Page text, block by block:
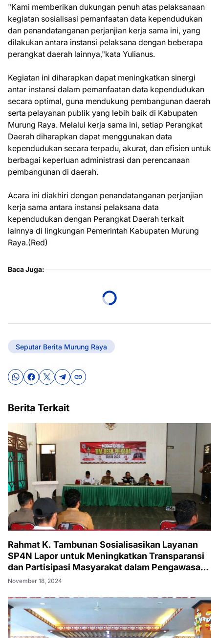
"Kami memberikan dukungan penuh atas pelaksanaan
kegiatan sosialisasi pemanfaatan data kependudukan
dan penandatanganan perjanjian kerja sama ini, yang
dilakukan antara instansi pelaksana dengan beberapa
perangkat daerah lainnya,"kata Yulianus.
Kegiatan ini diharapkan dapat meningkatkan sinergi
antar instansi dalam pemanfaatan data kependudukan
secara optimal, guna mendukung pembangunan daerah
serta pelayanan publik yang lebih baik di Kabupaten
Murung Raya. Melalui kerja sama ini, setiap Perangkat
Daerah diharapkan dapat menggunakan data
kependudukan secara terpadu, akurat, dan efisien untuk
berbagai keperluan administrasi dan perencanaan
pembangunan di daerah.
Acara ini diakhiri dengan penandatanganan perjanjian
kerja sama antara instansi pelaksana data
kependudukan dengan Perangkat Daerah terkait
lainnya di lingkungan Pemerintah Kabupaten Murung
Raya.(Red)
Baca Juga:
Seputar Berita Murung Raya
Berita Terkait
Rahmat K. Tambunan Sosialisasikan Layanan
SP4N Lapor untuk Meningkatkan Transparansi
dan Partisipasi Masyarakat dalam Pengawasan
Pemerintah
November 18, 2024